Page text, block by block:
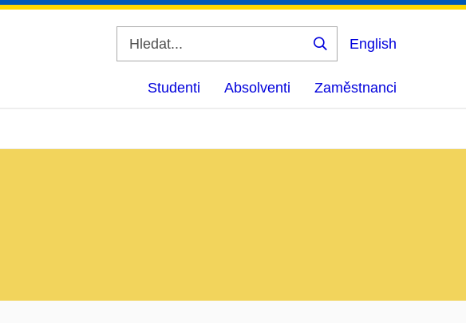
Vyhledat
English
Studenti Absolventi Zaměstnanci